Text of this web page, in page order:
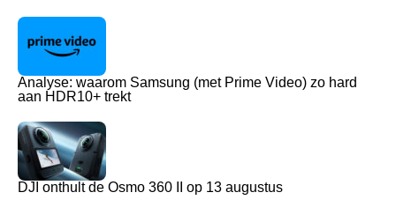
Analyse: waarom Samsung (met Prime Video) zo hard
aan HDR10+ trekt
DJI onthult de Osmo 360 II op 13 augustus